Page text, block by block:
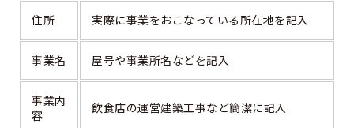
住所 実際に事業をおこなっている所在地を記入
事業名 屋号や事業所名などを記入
事業内
容
飲食店の運営建築工事など簡潔に記入